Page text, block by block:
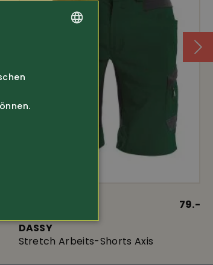
79.-
DASSY
Stretch Arbeits-Shorts Axis